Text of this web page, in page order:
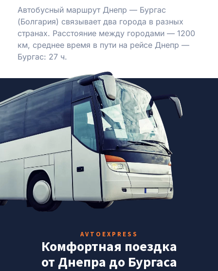
Автобусный маршрут Днепр — Бургас
(Болгария) связывает два города в разных
странах. Расстояние между городами — 1200
км, среднее время в пути на рейсе Днепр —
Бургас: 27 ч.
AVTOEXPRESS
Комфортная поездка
от Днепра до Бургаса